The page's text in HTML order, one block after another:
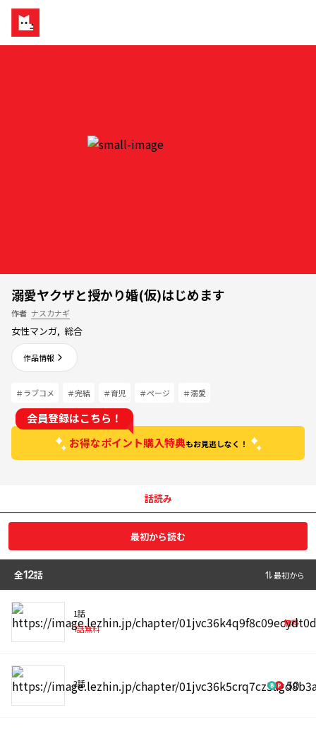
溺愛ヤクザと授かり婚(仮)はじめます
作者 ナスカナギ
女性マンガ, 総合
作品情報
＃ラブコメ ＃完結 ＃育児 ＃ページ ＃溺愛
お得なポイント購入特典もお見逃しなく！
会員登録はこちら！
話読み
最初から読む
全12話 最初から
1話
1話無料
無料
2話 50